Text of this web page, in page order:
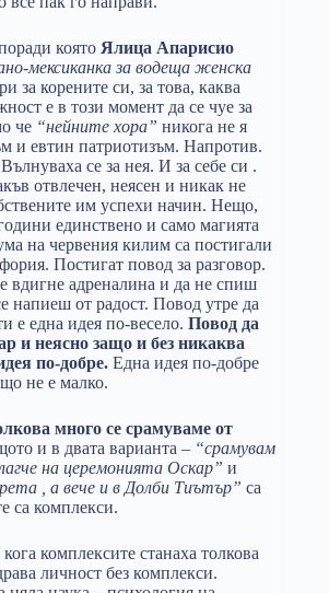
която Ялица Апарисио
мексиканка за водеща женска
за корените си, за това, каква
е в този момент да се чуе за
че “нейните хора” никога не я
и евтин патриотизъм. Напротив.
се за нея. И за себе си .
отвлечен, неясен и никак не
им успехи начин. Нещо,
единствено и само магията
на червения килим са постигали
Постигат повод за разговор.
вдигне адреналина и да не спиш
напиеш от радост. Повод утре да
е една идея по-весело. Повод да
и неясно защо и без никаква
по-добре. Една идея по-добре
не е малко.
много се срамуваме от
и в двата варианта – “срамувам
на церемонията Оскар” и
, а вече и в Долби Тиътър” са
са комплекси.
комплексите станаха толкова
личност без комплекси.